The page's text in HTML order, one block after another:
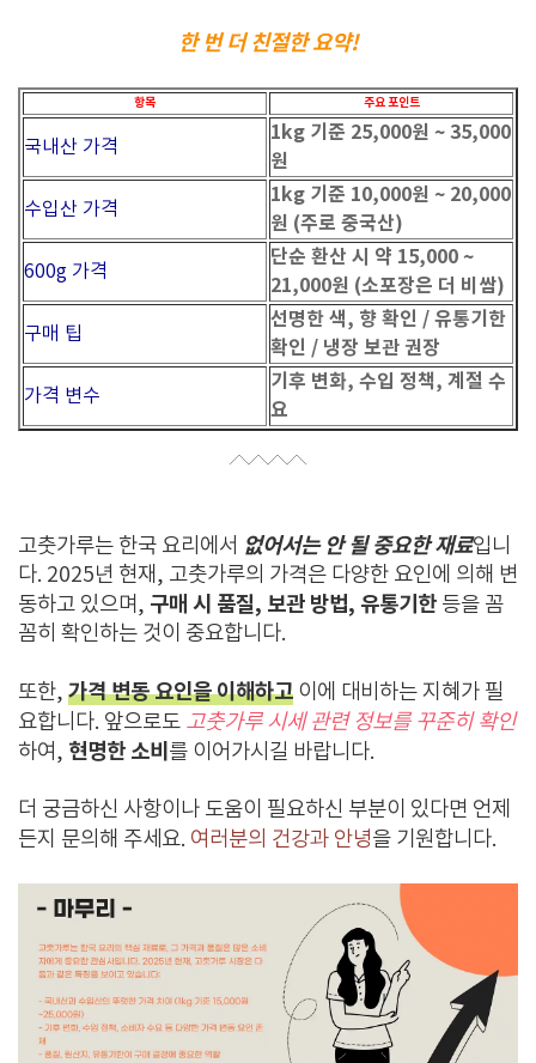
한 번 더 친절한 요약!
항목 주요 포인트
국내산 가격
1kg 기준 25,000원 ~ 35,000
원
수입산 가격
1kg 기준 10,000원 ~ 20,000
원 (주로 중국산)
600g 가격
단순 환산 시 약 15,000 ~
21,000원 (소포장은 더 비쌈)
구매 팁
선명한 색, 향 확인 / 유통기한
확인 / 냉장 보관 권장
가격 변수
기후 변화, 수입 정책, 계절 수
요
고춧가루는 한국 요리에서 없어서는 안 될 중요한 재료입니
다. 2025년 현재, 고춧가루의 가격은 다양한 요인에 의해 변
동하고 있으며, 구매 시 품질, 보관 방법, 유통기한 등을 꼼
꼼히 확인하는 것이 중요합니다.
또한, 가격 변동 요인을 이해하고 이에 대비하는 지혜가 필
요합니다. 앞으로도 고춧가루 시세 관련 정보를 꾸준히 확인
하여, 현명한 소비 를 이어가시길 바랍니다.
더 궁금하신 사항이나 도움이 필요하신 부분이 있다면 언제
든지 문의해 주세요. 여러분의 건강과 안녕을 기원합니다.